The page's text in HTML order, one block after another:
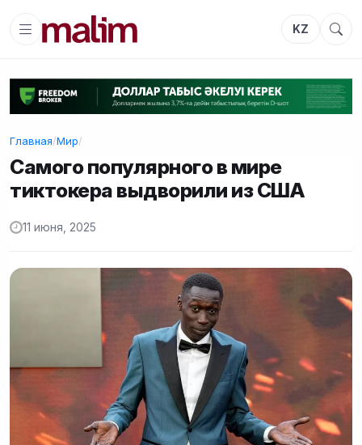
KZ
Главная/Мир/
Самого популярного в мире
тиктокера выдворили из США
11 июня, 2025